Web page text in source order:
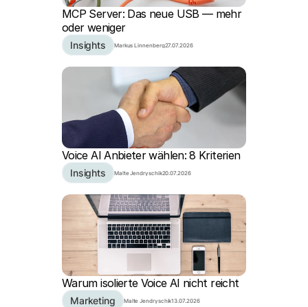
MCP Server: Das neue USB — mehr
oder weniger
Insights Markus Linnenberg27.07.2026
Voice AI Anbieter wählen: 8 Kriterien
Insights Malte Jendryschik20.07.2026
Warum isolierte Voice AI nicht reicht
Marketing Malte Jendryschik13.07.2026